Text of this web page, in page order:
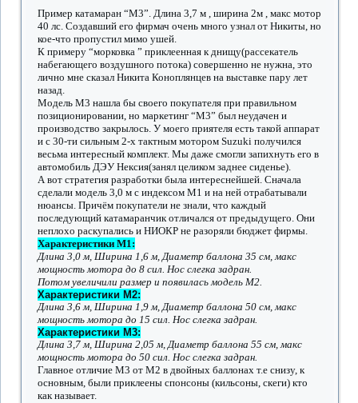
Пример катамаран “М3”. Длина 3,7 м , ширина 2м , макс мотор
40 лс. Создавший его фирмач очень много узнал от Никиты, но
кое-что пропустил мимо ушей.
К примеру “морковка ” приклеенная к днищу(рассекатель
набегающего воздушного потока) совершенно не нужна, это
лично мне сказал Никита Коноплянцев на выставке пару лет
назад.
Модель М3 нашла бы своего покупателя при правильном
позиционировании, но маркетинг “М3” был неудачен и
производство закрылось. У моего приятеля есть такой аппарат
и с 30-ти сильным 2-х тактным мотором Suzuki получился
весьма интересный комплект. Мы даже смогли запихнуть его в
автомобиль ДЭУ Нексия(занял целиком заднее сиденье).
А вот стратегия разработки была интереснейшей. Сначала
сделали модель 3,0 м с индексом М1 и на ней отрабатывали
нюансы. Причём покупатели не знали, что каждый
последующий катамаранчик отличался от предыдущего. Они
неплохо раскупались и НИОКР не разоряли бюджет фирмы.
Характеристики М1:
Длина 3,0 м, Ширина 1,6 м, Диаметр баллона 35 см, макс
мощность мотора до 8 сил. Нос слегка задран.
Потом увеличили размер и появилась модель М2.
Характеристики М2:
Длина 3,6 м, Ширина 1,9 м, Диаметр баллона 50 см, макс
мощность мотора до 15 сил. Нос слегка задран.
Характеристики М3:
Длина 3,7 м, Ширина 2,05 м, Диаметр баллона 55 см, макс
мощность мотора до 50 сил. Нос слегка задран.
Главное отличие М3 от М2 в двойных баллонах т.е снизу, к
основным, были приклеены спонсоны (кильсоны, скеги) кто
как называет.